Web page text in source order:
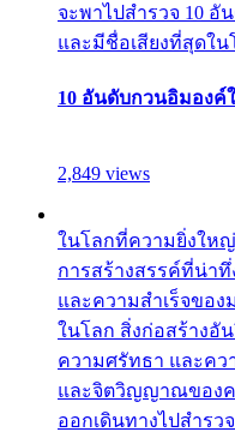
จะพาไปสำรวจ 10
และมีชื่อเสียงที่สุดใ
10 อันดับกวนอิมองค์
2,849 views
ในโลกที่ความยิ่งให
การสร้างสรรค์ที่น่า
และความสำเร็จขอ
ในโลก สิ่งก่อสร้างอั
ความศรัทธา และค
และจิตวิญญาณของค
ออกเดินทางไปสำร